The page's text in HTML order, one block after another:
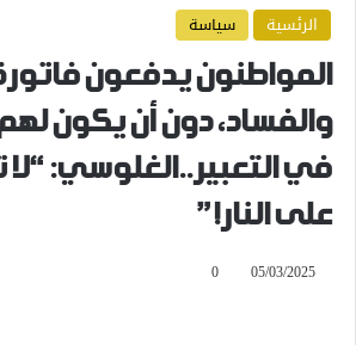
الرئسية
سياسة
المواطنون يدفعون
والفساد، دون أن يكون
في التعبير..الغلوسي: “لا
على النار!”
05/03/2025
0